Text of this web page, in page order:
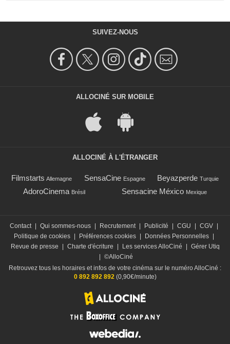
SUIVEZ-NOUS
ALLOCINÉ SUR MOBILE
ALLOCINÉ À L'ÉTRANGER
Filmstarts Allemagne SensaCine Espagne Beyazperde Turquie
AdoroCinema Brésil Sensacine México Mexique
Contact | Qui sommes-nous | Recrutement | Publicité | CGU | CGV |
Politique de cookies | Préférences cookies | Données Personnelles |
Revue de presse
| Charte d'écriture | Les services AlloCiné | Gérer Utiq
| ©AlloCiné
Retrouvez tous les horaires et infos de votre cinéma sur le numéro AlloCiné :
0 892 892 892(0,90€/minute)